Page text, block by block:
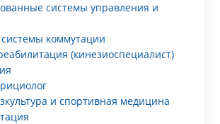
системы управления и
коммутации
(кинезиоспециалист)
и спортивная медицина